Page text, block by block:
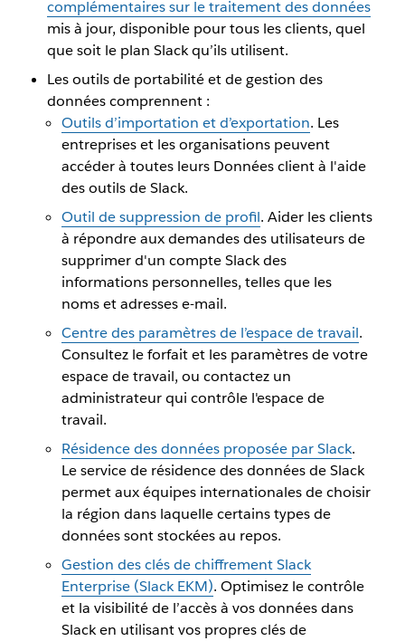
complémentaires sur le traitement des données
mis à jour, disponible pour tous les clients, quel
que soit le plan Slack qu’ils utilisent.
Les outils de portabilité et de gestion des
données comprennent :
Outils d’importation et d’exportation. Les
entreprises et les organisations peuvent
accéder à toutes leurs Données client à l'aide
des outils de Slack.
Outil de suppression de profil. Aider les clients
à répondre aux demandes des utilisateurs de
supprimer d'un compte Slack des
informations personnelles, telles que les
noms et adresses e-mail.
Centre des paramètres de l’espace de travail.
Consultez le forfait et les paramètres de votre
espace de travail, ou contactez un
administrateur qui contrôle l'espace de
travail.
Résidence des données proposée par Slack.
Le service de résidence des données de Slack
permet aux équipes internationales de choisir
la région dans laquelle certains types de
données sont stockées au repos.
Gestion des clés de chiffrement Slack
Enterprise (Slack EKM). Optimisez le contrôle
et la visibilité de l’accès à vos données dans
Slack en utilisant vos propres clés de